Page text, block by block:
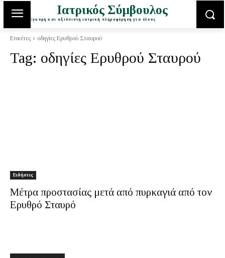
Ιατρικός Σύμβουλος
Έγκυρη και αξιόπιστη ιατρική πληροφόρηση για όλους
Ετικέτες οδηγίες Ερυθρού Σταυρού
Tag: οδηγίες Ερυθρού Σταυρού
Ειδήσεις
Μέτρα προστασίας μετά από πυρκαγιά από τον
Ερυθρό Σταυρό